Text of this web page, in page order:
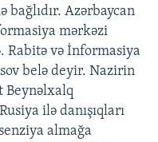
bağlıdır. Azərbaycan
mərkəzi
Rabitə və İnformasiya
belə deyir. Nazirin
Beynəlxalq
ilə danışıqları
almağa